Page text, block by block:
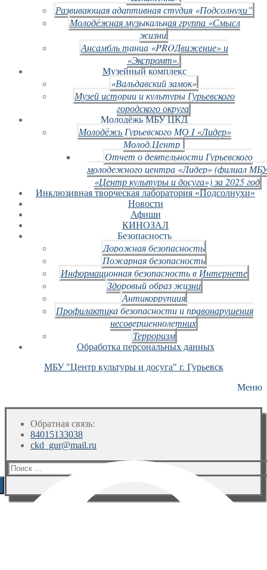
Развивающая адаптивная студия «Подсолнухи”
Молодёжная музыкальная группа «Смысл
жизни
Ансамбль танца «PROДвижение» и
«Экспромт».
Музейный комплекс
«Вальдавский замок»
Музей истории и культуры Гурьевского
городского округа
Молодёжь МБУ ЦКД
Молодёжь Гурьевского МО I «Лидер»
Молод.Центр
Отчет о деятельности Гурьевского
молодежного центра «Лидер» (филиал
«Центр культуры и досуга») за 2025 год
Инклюзивная творческая лаборатория «Подсолнухи»
Новости
Афиши
КИНОЗАЛ
Безопасность
Дорожная безопасность
Пожарная безопасность
Информационная безопасность в Интернете
Здоровый образ жизни
Антикоррупция
Профилактика безопасности и правонарушения
несовершеннолетних
Терроризм
Обработка персональных данных
МБУ "Центр культуры и досуга" г. Гурьевск
Меню
Обратная связь:
84015133038
ckd_gur@mail.ru
Искать: